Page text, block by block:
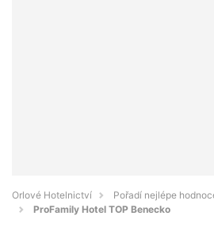
Orlové Hotelnictví
Pořadí nejlépe
ProFamily Hotel TOP Benecko